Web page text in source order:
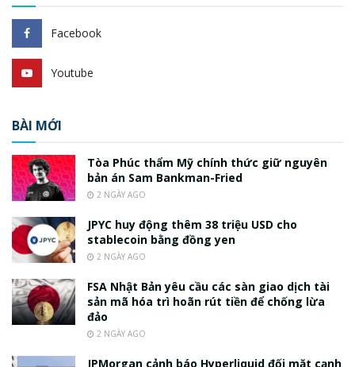
Facebook
Youtube
BÀI MỚI
Tòa Phúc thẩm Mỹ chính thức giữ nguyên
bản án Sam Bankman-Fried
2 NGÀY AGO
JPYC huy động thêm 38 triệu USD cho
stablecoin bằng đồng yen
2 NGÀY AGO
FSA Nhật Bản yêu cầu các sàn giao dịch tài
sản mã hóa trì hoãn rút tiền để chống lừa
đảo
2 NGÀY AGO
JPMorgan cảnh báo Hyperliquid đối mặt cạnh